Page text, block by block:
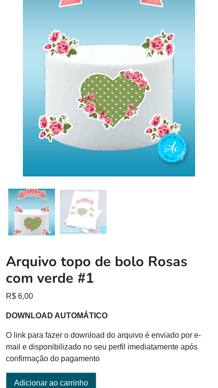
Arquivo topo de bolo Rosas
com verde #1
R$ 6,00
DOWNLOAD AUTOMÁTICO
O link para fazer o download do arquivo é enviado por e-
mail e disponibilizado no seu perfil imediatamente após
confirmação do pagamento
Adicionar ao carrinho